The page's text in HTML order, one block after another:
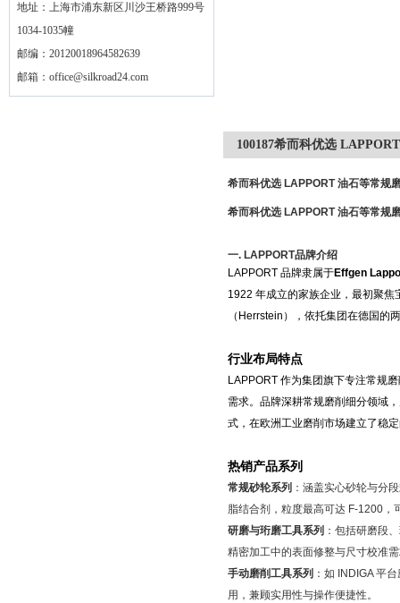
地址：上海市浦东新区川沙王桥路999号
1034-1035幢
邮编：20120018964582639
邮箱： office@silkroad24.com
100187希而科优选
希而科优选 LAPPORT 油石等常规
希而科优选 LAPPORT 油石等常规
一. LAPPORT品牌介绍
LAPPORT 品牌隶属于Effgen
1922 年成立的家族企业，最初聚
（Herrstein），依托集团在德国的
行业布局特点
LAPPORT 作为集团旗下专注常规
需求。品牌深耕常规磨削细分领域
式，在欧洲工业磨削市场建立了稳
热销产品系列
常规砂轮系列 ：涵盖实心砂轮与分
脂结合剂，粒度最高可达 F-1200 ，
研磨与珩磨工具系列 ：包括研磨段
精密加工中的表面修整与尺寸校准
手动磨削工具系列 ：如 INDIGA平台
用，兼顾实用性与操作便捷性。